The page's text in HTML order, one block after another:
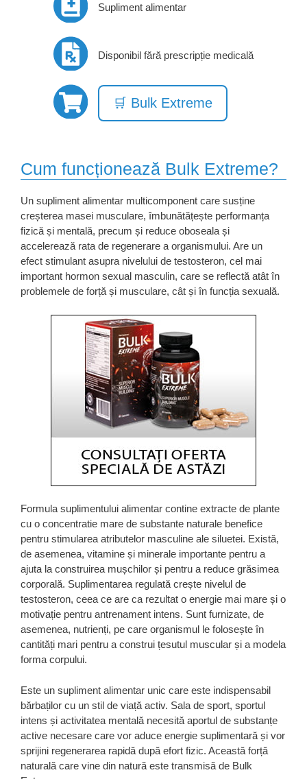
Supliment alimentar
Disponibil fără prescripție medicală
🛒 Bulk Extreme
Cum funcționează Bulk Extreme?
Un supliment alimentar multicomponent care susține
creșterea masei musculare, îmbunătățește performanța
fizică și mentală, precum și reduce oboseala și
accelerează rata de regenerare a organismului. Are un
efect stimulant asupra nivelului de testosteron, cel mai
important hormon sexual masculin, care se reflectă atât în ​​
problemele de forță și musculare, cât și în funcția sexuală.
Formula suplimentului alimentar contine extracte de plante
cu o concentratie mare de substante naturale benefice
pentru stimularea atributelor masculine ale siluetei. Există,
de asemenea, vitamine și minerale importante pentru a
ajuta la construirea mușchilor și pentru a reduce grăsimea
corporală. Suplimentarea regulată crește nivelul de
testosteron, ceea ce are ca rezultat o energie mai mare și o
motivație pentru antrenament intens. Sunt furnizate, de
asemenea, nutrienți, pe care organismul le folosește în
cantități mari pentru a construi țesutul muscular și a modela
forma corpului.
Este un supliment alimentar unic care este indispensabil
bărbaților cu un stil de viață activ. Sala de sport, sportul
intens și activitatea mentală necesită aportul de substanțe
active necesare care vor aduce energie suplimentară și vor
sprijini regenerarea rapidă după efort fizic. Această forță
naturală care vine din natură este transmisă de Bulk